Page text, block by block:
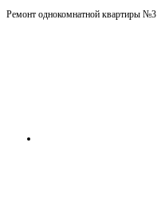
Ремонт однокомнатной квартиры №3